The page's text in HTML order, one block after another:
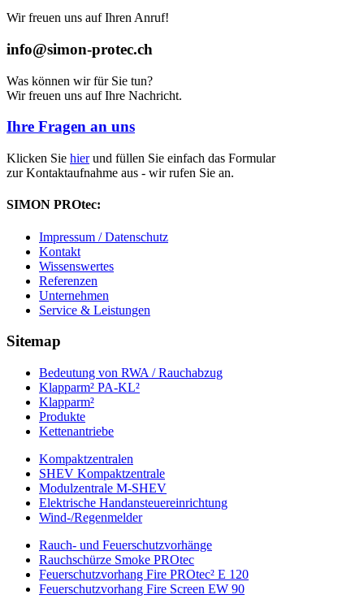
Download: Textiler Brandschutz (PDF)
Wir freuen uns auf Ihren Anruf!
info@simon-protec.ch
Was können wir für Sie tun?
Wir freuen uns auf Ihre Nachricht.
Ihre Fragen an uns
Klicken Sie hierund füllen Sie einfach das Formular
zur Kontaktaufnahme aus - wir rufen Sie an.
SIMON PROtec:
Impressum / Datenschutz
Kontakt
Wissenswertes
Referenzen
Unternehmen
Service & Leistungen
Sitemap
Bedeutung von RWA / Rauchabzug
Klapparm² PA-KL²
Klapparm²
Produkte
Kettenantriebe
Kompaktzentralen
SHEV Kompaktzentrale
Modulzentrale M-SHEV
Elektrische Handansteuereinrichtung
Wind-/Regenmelder
Rauch- und Feuerschutzvorhänge
Rauchschürze Smoke PROtec
Feuerschutzvorhang Fire PROtec² E 120
Feuerschutzvorhang Fire Screen EW 90